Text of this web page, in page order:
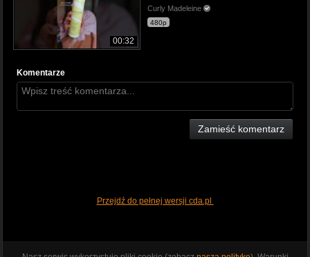
00:32
Curly Madeleine
480p
Komentarze
Zamieść komentarz
Przejdź do pełnej wersji cda.pl